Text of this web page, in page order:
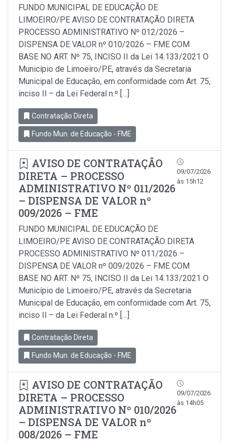
FUNDO MUNICIPAL DE EDUCAÇÃO DE
LIMOEIRO/PE AVISO DE CONTRATAÇÃO DIRETA
PROCESSO ADMINISTRATIVO Nº 012/2026 –
DISPENSA DE VALOR nº 010/2026 – FME COM
BASE NO ART. Nº 75, INCISO II da Lei 14.133/2021 O
Município de Limoeiro/PE, através da Secretaria
Municipal de Educação, em conformidade com Art. 75,
inciso Il – da Lei Federal n.º […]
Contratação Direta
Fundo Mun. de Educação - FME
AVISO DE CONTRATAÇÃO
DIRETA – PROCESSO
ADMINISTRATIVO Nº 011/2026
– DISPENSA DE VALOR nº
009/2026 – FME
09/07/2026
às 15h12
FUNDO MUNICIPAL DE EDUCAÇÃO DE
LIMOEIRO/PE AVISO DE CONTRATAÇÃO DIRETA
PROCESSO ADMINISTRATIVO Nº 011/2026 –
DISPENSA DE VALOR nº 009/2026 – FME COM
BASE NO ART. Nº 75, INCISO II da Lei 14.133/2021 O
Município de Limoeiro/PE, através da Secretaria
Municipal de Educação, em conformidade com Art. 75,
inciso Il – da Lei Federal n.º […]
Contratação Direta
Fundo Mun. de Educação - FME
AVISO DE CONTRATAÇÃO
DIRETA – PROCESSO
ADMINISTRATIVO Nº 010/2026
– DISPENSA DE VALOR nº
008/2026 – FME
09/07/2026
às 14h05